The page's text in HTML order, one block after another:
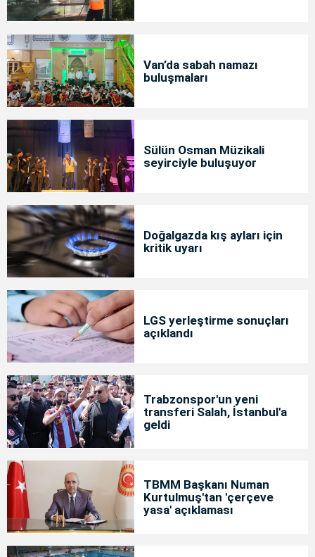
Van’da sabah namazı
buluşmaları
Sülün Osman Müzikali
seyirciyle buluşuyor
Doğalgazda kış ayları için
kritik uyarı
LGS yerleştirme sonuçları
açıklandı
Trabzonspor'un yeni
transferi Salah, İstanbul'a
geldi
TBMM Başkanı Numan
Kurtulmuş'tan 'çerçeve
yasa' açıklaması